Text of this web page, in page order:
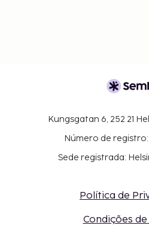
Kungsgatan 6, 252 21
Número de
Sede registrada:
Política de
Condições